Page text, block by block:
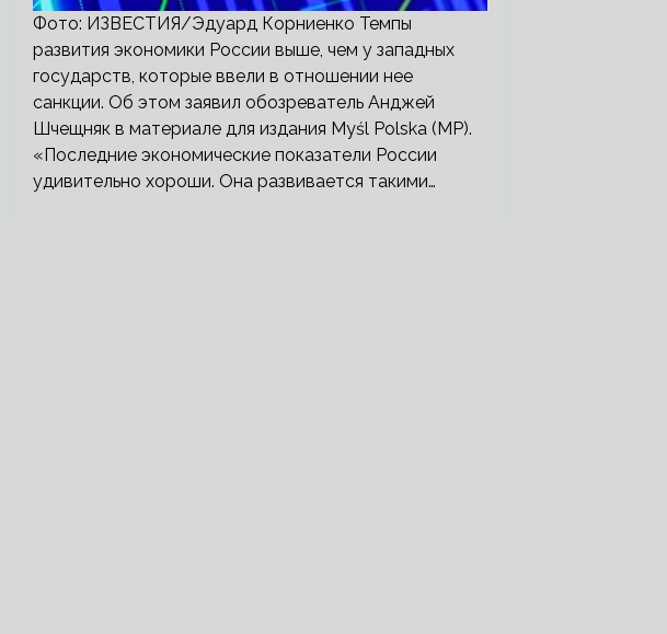
Фото: ИЗВЕСТИЯ/Эдуард Корниенко Темпы
развития экономики России выше, чем у западных
государств, которые ввели в отношении нее
санкции. Об этом заявил обозреватель Анджей
Шчещняк в материале для издания Myśl Polska (MP).
«Последние экономические показатели России
удивительно хороши. Она развивается такими…